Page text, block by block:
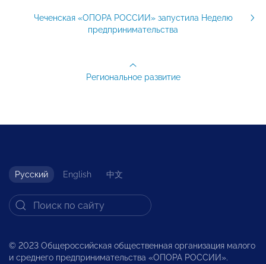
Чеченская «ОПОРА РОССИИ» запустила Неделю
предпринимательства
Региональное развитие
Русский English 中文
© 2023 Общероссийская общественная организация малого
и среднего предпринимательства «ОПОРА РОССИИ».